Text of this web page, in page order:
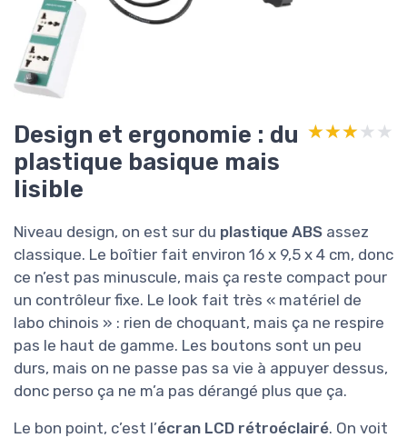
Design et ergonomie : du
plastique basique mais
lisible
★★★★★
★★★★★
Niveau design, on est sur du plastique ABS assez
classique. Le boîtier fait environ 16 x 9,5 x 4 cm, donc
ce n’est pas minuscule, mais ça reste compact pour
un contrôleur fixe. Le look fait très « matériel de
labo chinois » : rien de choquant, mais ça ne respire
pas le haut de gamme. Les boutons sont un peu
durs, mais on ne passe pas sa vie à appuyer dessus,
donc perso ça ne m’a pas dérangé plus que ça.
Le bon point, c’est l’écran LCD rétroéclairé. On voit